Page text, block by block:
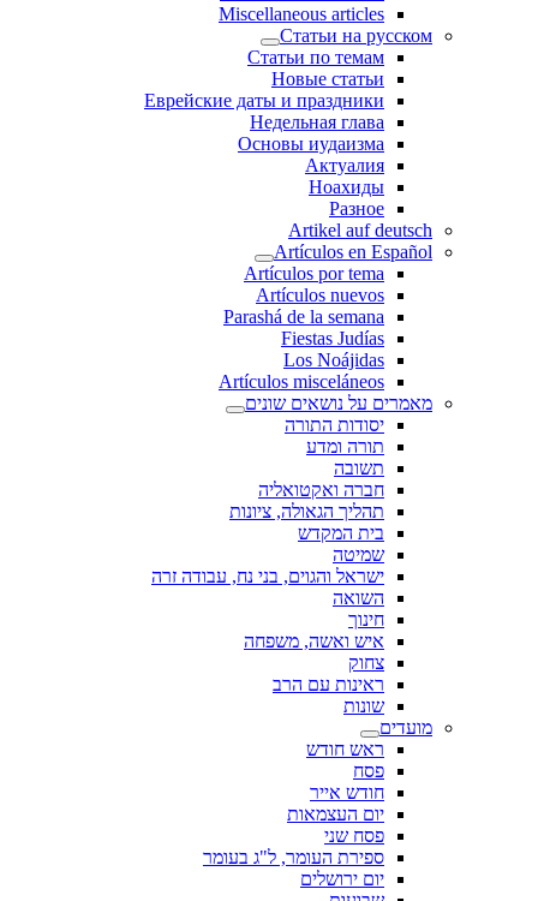
Miscellaneous articles
Статьи на русском
Статьи по темам
Новые статьи
Еврейские даты и праздники
Недельная глава
Основы иудаизма
Актуалия
Ноахиды
Разное
Artikel auf deutsch
Artículos en Español
Artículos por tema
Artículos nuevos
Parashá de la semana
Fiestas Judías
Los Noájidas
Artículos misceláneos
מאמרים על נושאים שונים
יסודות התורה
תורה ומדע
תשובה
חברה ואקטואליה
תהליך הגאולה, ציונות
בית המקדש
שמיטה
ישראל והגוים, בני נח, עבודה זרה
השואה
חינוך
איש ואשה, משפחה
צחוק
ראינות עם הרב
שונות
מועדים
ראש חודש
פסח
חודש אייר
יום העצמאות
פסח שני
ספירת העומר, ל"ג בעומר
יום ירושלים